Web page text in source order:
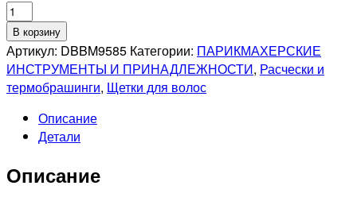
Количество
товара
DEWAL
BEAUTY
Щетка
"Магия"
массажная,
9
В корзину
Артикул: DBBM9585 Категории: ПАРИКМАХЕРСКИЕ
ИНСТРУМЕНТЫ И ПРИНАДЛЕЖНОСТИ, Расчески и
термобрашинги, Щетки для волос
Описание
Детали
Описание